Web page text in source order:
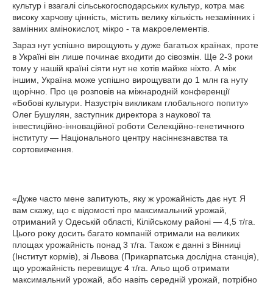
культур і взагалі сільськогосподарських культур, котра має
високу харчову цінність, містить велику кількість незамінних і
замінних амінокислот, мікро - та макроелементів.
Зараз нут успішно вирощують у дуже багатьох країнах, проте
в Україні він лише починає входити до сівозмін. Ще 2-3 роки
тому у нашій країні сіяти нут не хотів майже ніхто. А між
іншим, Україна може успішно вирощувати до 1 млн га нуту
щорічно. Про це розповів на міжнародній конференції
«Бобові культури. Назустріч викликам глобального попиту»
Олег Бушулян, заступник директора з наукової та
інвестиційно-інноваційної роботи Селекційно-генетичного
інституту — Національного центру насіннєзнавства та
сортовивчення.
«Дуже часто мене запитують, яку ж урожайність дає нут. Я
вам скажу, що є відомості про максимальний урожай,
отриманий у Одеській області, Кілійському районі — 4,5 т/га.
Цього року досить багато компаній отримали на великих
площах урожайність понад 3 т/га. Також є данні з Вінниці
(Інститут кормів), зі Львова (Прикарпатська дослідна станція),
що урожайність перевищує 4 т/га. Альо щоб отримати
максимальний урожай, або навіть середній урожай, потрібно